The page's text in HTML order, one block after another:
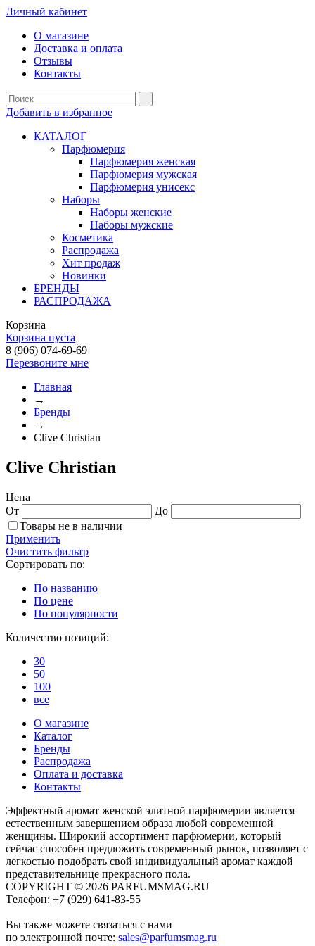
Личный кабинет
О магазине
Доставка и оплата
Отзывы
Контакты
Добавить в избранное
КАТАЛОГ
Парфюмерия
Парфюмерия женская
Парфюмерия мужская
Парфюмерия унисекс
Наборы
Наборы женские
Наборы мужские
Косметика
Распродажа
Хит продаж
Новинки
БРЕНДЫ
РАСПРОДАЖА
Корзина
Корзина пуста
8 (906) 074-69-69
Перезвоните мне
Главная
→
Бренды
→
Clive Christian
Clive Christian
Цена
От
До
Товары не в наличии
Применить
Очистить фильтр
Сортировать по:
По названию
По цене
По популярности
Количество позиций:
30
50
100
все
О магазине
Каталог
Бренды
Распродажа
Оплата и доставка
Контакты
Эффектный аромат женской элитной парфюмерии является
естественным завершением образа любой современной
женщины. Широкий ассортимент парфюмерии, который
сейчас способен предложить современный рынок, позволяет с
легкостью подобрать свой индивидуальный аромат каждой
представительнице прекрасного пола.
COPYRIGHT © 2026 PARFUMSMAG.RU
Tелефон: +7 (929) 641-83-55
Вы также можете связаться с нами
по электронной почте: sales@parfumsmag.ru